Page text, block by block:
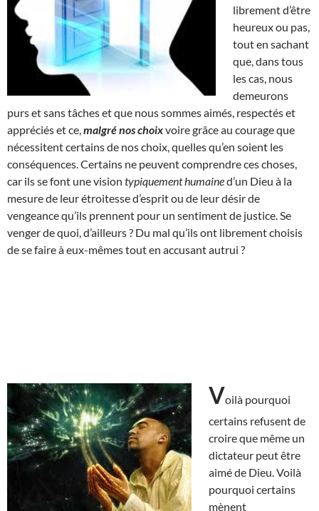
librement d’être
heureux ou pas,
tout en sachant
que, dans tous
les cas, nous
demeurons
purs et sans tâches et que nous sommes aimés, respectés et
appréciés et ce, malgré nos choixvoire grâce au courage que
nécessitent certains de nos choix, quelles qu’en soient les
conséquences. Certains ne peuvent comprendre ces choses,
car ils se font une vision typiquement humained’un Dieu à la
mesure de leur étroitesse d’esprit ou de leur désir de
vengeance qu’ils prennent pour un sentiment de justice. Se
venger de quoi, d’ailleurs ? Du mal qu’ils ont librement choisis
de se faire à eux-mêmes tout en accusant autrui ?
Voilà pourquoi
certains refusent de
croire que même un
dictateur peut être
aimé de Dieu. Voilà
pourquoi certains
mènent